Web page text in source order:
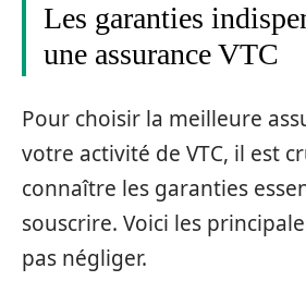
Les garanties
une assurance VTC
Pour choisir la meilleure
votre activité de VTC, il est
connaître les garanties
souscrire. Voici les
pas négliger.